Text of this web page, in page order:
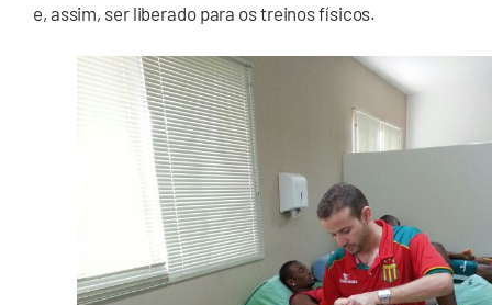
e, assim, ser liberado para os treinos físicos.